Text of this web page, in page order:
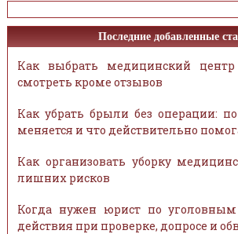
Последние добавленные
Как выбрать медицинский
смотреть кроме отзывов
Как убрать брыли без операции:
меняется и что действительно
Как организовать уборку
лишних рисков
Когда нужен юрист по
действия при проверке, допросе и